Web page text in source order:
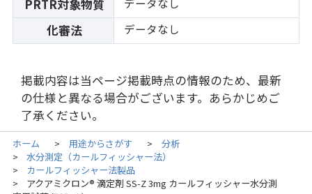
PRTR対象物質
化審法 データなし
掲載内容は当ページ掲載時点の情報のため、最新
の仕様と異なる場合がございます。あらかじめご
了承ください。
ホーム > 用途からさがす > 分析
> 水分測定（カールフィッシャー法）
> カールフィッシャー法製品
>
アクアミクロン® 滴定剤 SS-Z 3mg カールフィッシャー水分測